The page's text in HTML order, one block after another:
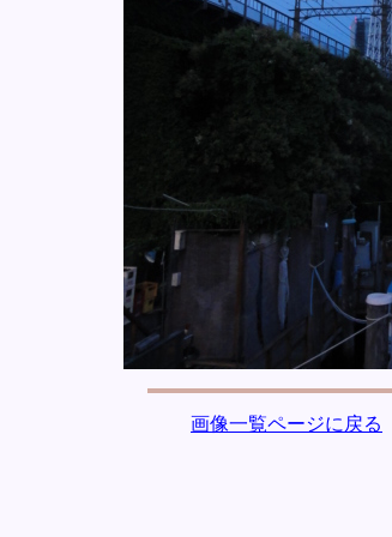
画像一覧ページに戻る